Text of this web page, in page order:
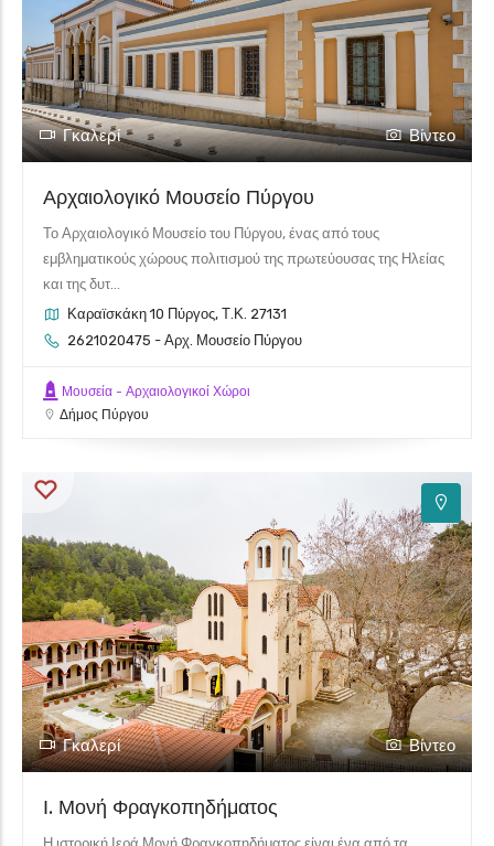
Γκαλερί Βίντεο
Αρχαιολογικό Μουσείο Πύργου
Το Αρχαιολογικό Μουσείο του Πύργου, ένας από τους
εμβληματικούς χώρους πολιτισμού της πρωτεύουσας της Ηλείας
και της δυτ...
Καραϊσκάκη 10 Πύργος, Τ.Κ. 27131
2621020475 - Αρχ. Μουσείο Πύργου
Μουσεία - Αρχαιολογικοί Χώροι
Δήμος Πύργου
Γκαλερί Βίντεο
Ι. Μονή Φραγκοπηδήματος